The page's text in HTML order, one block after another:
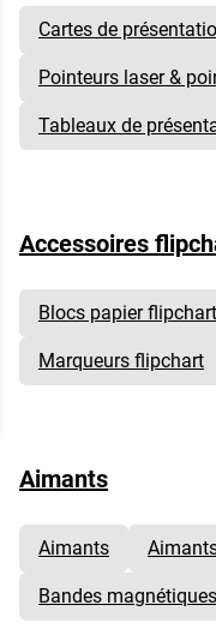
Cartes de
Pointeurs laser &
Tableaux de
Accessoires
Blocs papier flipchart
Marqueurs flipchart
Aimants
Aimants
Bandes magnétiques